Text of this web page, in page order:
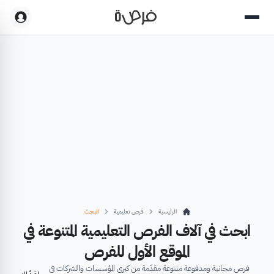
الرئيسية فرص تعليمية البحث
ابحث في آلاف الفرص التعليمية المتنوعة في
الموقع الأول للفرص
فرص مجانية ومدفوعة متنوعة مقدّمة من كبرى المؤسسات والشركات في